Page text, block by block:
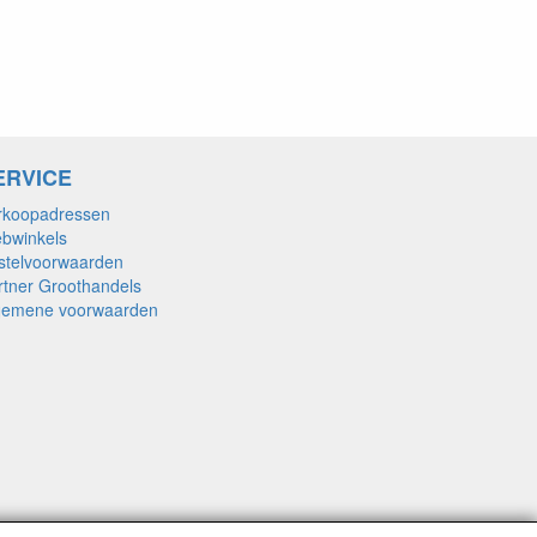
Groothandels
voorwaarden